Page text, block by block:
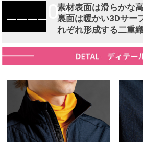
03
素材表面は滑らかな
裏面は暖かい3Dサー
れぞれ形成する二重織